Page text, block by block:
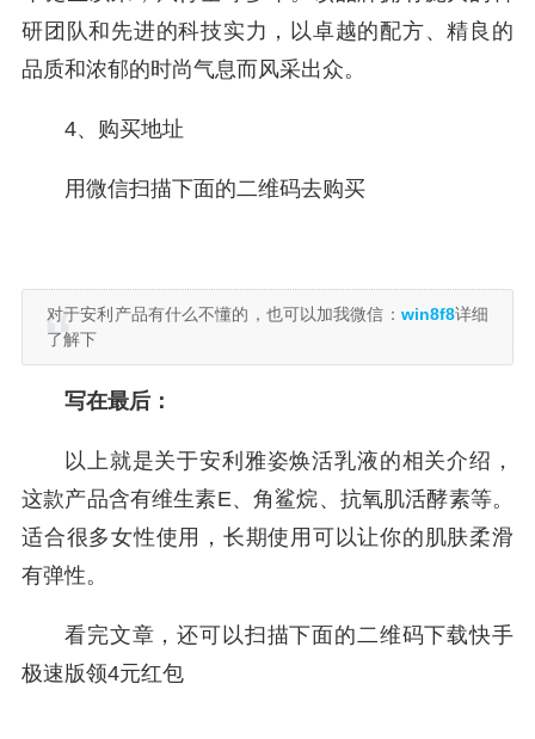
研团队和先进的科技实力，以卓越的配方、精良的
品质和浓郁的时尚气息而风采出众。
4、购买地址
用微信扫描下面的二维码去购买
对于安利产品有什么不懂的，也可以加我微信： win8f8详细
了解下
写在最后：
以上就是关于安利雅姿焕活乳液的相关介绍，
这款产品含有维生素E、角鲨烷、抗氧肌活酵素等。
适合很多女性使用，长期使用可以让你的肌肤柔滑
有弹性。
看完文章，还可以扫描下面的二维码下载快手
极速版领4元红包